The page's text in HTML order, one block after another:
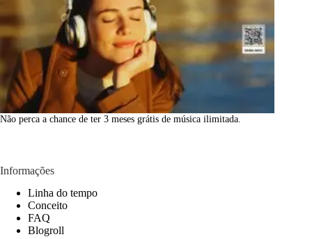
Não perca a chance de ter 3 meses grátis de música ilimitada.
Informações
Linha do tempo
Conceito
FAQ
Blogroll